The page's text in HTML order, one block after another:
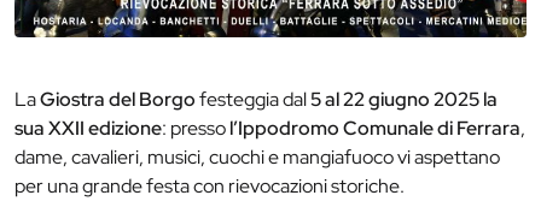
LaGiostra del Borgofesteggia dal5 al 22 giugno 2025 la
sua XXII edizione: pressol’Ippodromo Comunale di Ferrara,
dame, cavalieri, musici, cuochi e mangiafuoco vi aspettano
per una grande festa con rievocazioni storiche.